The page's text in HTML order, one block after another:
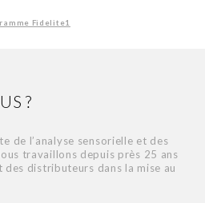
Fidelite1
?
de l’analyse sensorielle et des
travaillons depuis près 25 ans
distributeurs dans la mise au